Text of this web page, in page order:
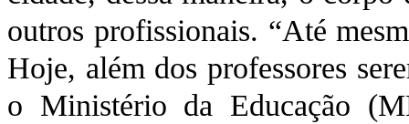
outros profissionais. “Até
Hoje, além dos professores
o Ministério da Educação